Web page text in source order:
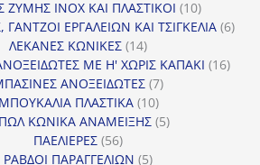
προϊόντα
ΖΥΜΗΣ INOX ΚΑΙ ΠΛΑΣΤΙΚΟΙ 1010
προϊόντα
ΕΡΓΑΛΕΙΩΝ ΚΑΙ ΤΣΙΓΚΕΛΙΑ 66
ΛΕΚΑΝΕΣ ΚΩΝΙΚΕΣ 1414
προϊόντα
ΜΕ Η' ΧΩΡΙΣ ΚΑΠΑΚΙ 1616
ΑΝΟΞΕΙΔΩΤΕΣ 77
ΜΠΟΥΚΑΛΙΑ ΠΛΑΣΤΙΚΑ 1010
προϊόντα
ΚΩΝΙΚΑ ΑΝΑΜΕΙΞΗΣ 55
ΠΑΕΛΙΕΡΕΣ 5656
προϊόντα
ΡΑΒΔΟΙ ΠΑΡΑΓΓΕΛΙΩΝ 55